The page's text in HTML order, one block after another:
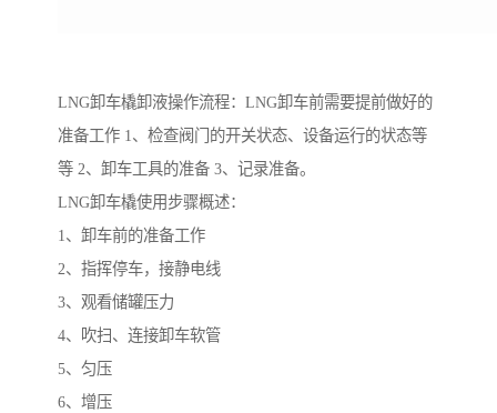
LNG卸车橇卸液操作流程：LNG卸车前需要提前做好的
准备工作 1、检查阀门的开关状态、设备运行的状态等
等 2、卸车工具的准备 3、记录准备。
LNG卸车橇使用步骤概述：
1、卸车前的准备工作
2、指挥停车，接静电线
3、观看储罐压力
4、吹扫、连接卸车软管
5、匀压
6、增压